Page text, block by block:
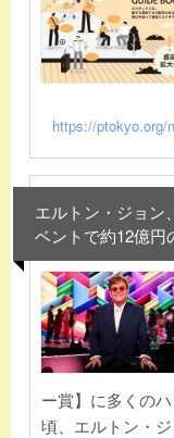
https://ptokyo.org/
エルトン・ジョン
ベントで約12億円
ー賞】に多くの
頃、エルトン・